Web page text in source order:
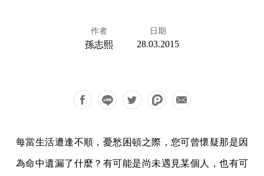
作者
孫志熙
日期
28.03.2015
每當生活遭逢不順，憂愁困頓之際，您可曾懷疑那是因
為命中遺漏了什麼？有可能是尚未遇見某個人，也有可